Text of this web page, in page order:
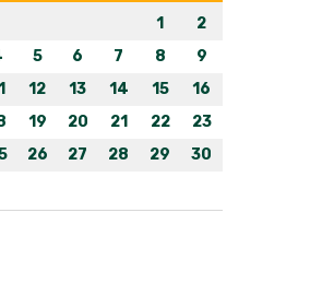
1
2
5 6 7 8
9
12 13 14 15
16
19 20 21 22
23
26 27 28 29
30